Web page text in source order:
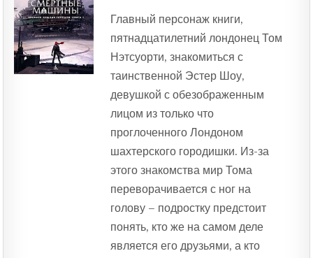
Главный персонаж книги,
пятнадцатилетний лондонец Том
Нэтсуорти, знакомиться с
таинственной Эстер Шоу,
девушкой с обезображенным
лицом из только что
проглоченного Лондоном
шахтерского городишки. Из-за
этого знакомства мир Тома
переворачивается с ног на
голову – подростку предстоит
понять, кто же на самом деле
является его друзьями, а кто